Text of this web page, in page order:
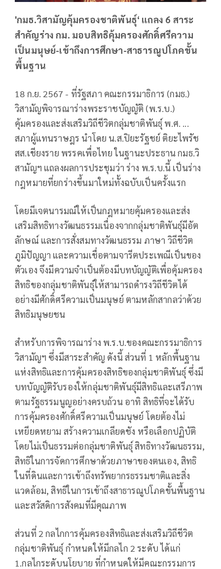
'กมธ.วิสามัญคุ้มครองชาติพันธุ์‘ แถลง 6 สาระ
สำคัญร่าง กม. มอบสิทธิคุ้มครองศักดิ์ศรีความ
เป็นมนุษย์-เข้าถึงการศึกษา-สาธารณูปโภคขั้น
พื้นฐาน
18 ก.ย. 2567 - ที่รัฐสภา คณะกรรมาธิการ (กมธ.)
วิสามัญพิจารณาร่างพระราชบัญญัติ (พ.ร.บ.)
คุ้มครองและส่งเสริมวิถีชีวิตกลุ่มชาติพันธุ์ พ.ศ. ...
สภาผู้แทนราษฎร นำโดย น.ส.ปิยะรัฐชย์ ติยะไพรัช
สส.เชียงราย พรรคเพื่อไทย ในฐานะประธาน กมธ.วิ
สามัญฯ แถลงผลการประชุมว่า ร่าง พ.ร.บ.นี้ เป็นร่าง
กฎหมายที่ยกร่างขึ้นมาใหม่ทั้งฉบับเป็นครั้งแรก
โดยมีเจตนารมณ์ให้เป็นกฎหมายคุ้มครองและส่ง
เสริมสิทธิทางวัฒนธรรมเนื่องจากกลุ่มชาติพันธุ์มีอัต
ลักษณ์ และการสั่งสมทางวัฒนธรรม ภาษา วิถีชีวิต
ภูมิปัญญา และความเชื่อตามจารีตประเพณีเป็นของ
ตัวเอง จึงมีความจำเป็นต้องมีบทบัญญัติเพื่อคุ้มครอง
สิทธิของกลุ่มชาติพันธุ์ให้สามารถดำรงวิถีชีวิตได้
อย่างมีศักดิ์ศรีความเป็นมนุษย์ ตามหลักสากลว่าด้วย
สิทธิมนุษยชน
สำหรับการพิจารณาร่าง พ.ร.บ.ของคณะกรรมาธิการ
วิสามัญฯ ซึ่งมีสาระสำคัญ ดังนี้ ส่วนที่ 1 หลักพื้นฐาน
แห่งสิทธิและการคุ้มครองสิทธิของกลุ่มชาติพันธุ์ ซึ่งมี
บทบัญญัติรับรองให้กลุ่มชาติพันธุ์มีสิทธิและเสรีภาพ
ตามรัฐธรรมนูญอย่างครบถ้วน อาทิ สิทธิที่จะได้รับ
การคุ้มครองศักดิ์ศรีความเป็นมนุษย์ โดยต้องไม่
เหยียดหยาม สร้างความเกลียดชัง หรือเลือกปฏิบัติ
โดยไม่เป็นธรรมต่อกลุ่มชาติพันธุ์ สิทธิทางวัฒนธรรม,
สิทธิในการจัดการศึกษาด้วยภาษาของตนเอง, สิทธิ
ในที่ดินและการเข้าถึงทรัพยากรธรรมชาติและสิ่ง
แวดล้อม, สิทธิในการเข้าถึงสาธารณูปโภคขั้นพื้นฐาน
และสวัสดิการสังคมที่มีคุณภาพ
ส่วนที่ 2 กลไกการคุ้มครองสิทธิและส่งเสริมวิถีชีวิต
กลุ่มชาติพันธุ์ กำหนดให้มีกลไก 2 ระดับ ได้แก่
1.กลไกระดับนโยบาย ที่กำหนดให้มีคณะกรรมการ